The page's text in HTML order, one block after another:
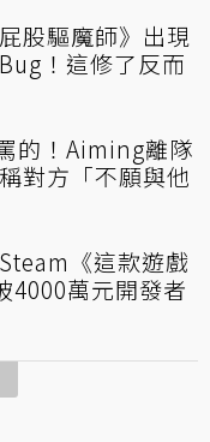
股驅魔師》出現
！這修了反而
的！Aiming離隊
對方「不願與他
《這款遊戲
4000萬元開發者